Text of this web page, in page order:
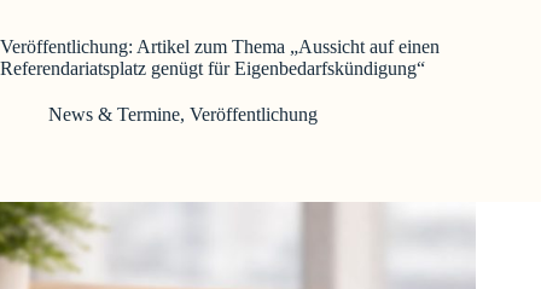
Veröffentlichung: Artikel zum Thema „Aussicht auf einen
Referendariatsplatz genügt für Eigenbedarfskündigung“
News & Termine, Veröffentlichung